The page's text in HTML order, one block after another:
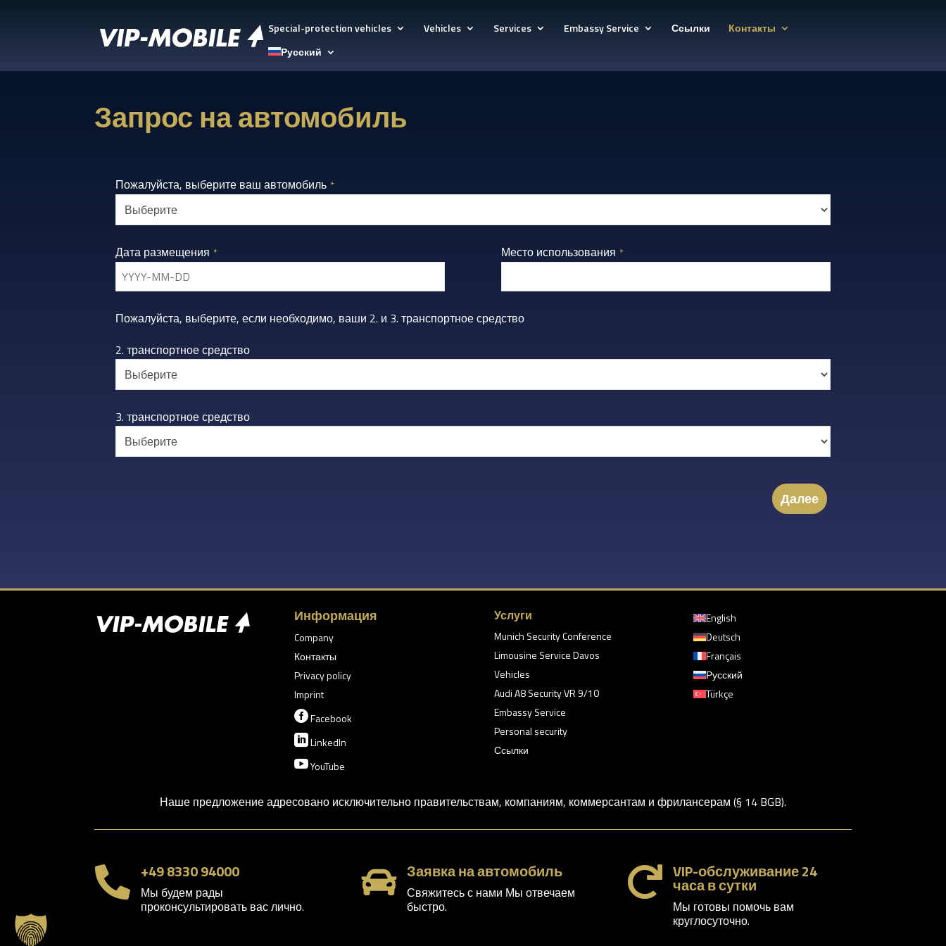
Special-protection vehicles Vehicles Services Embassy Service Ссылки
Контакты
Русский
Запрос на автомобиль
Пожалуйста, выберите ваш автомобиль *
Дата размещения * Место использования *
Пожалуйста, выберите, если необходимо, ваши 2. и 3. транспортное средство
2. транспортное средство
3. транспортное средство
Далее
Информация
Company
Контакты
Privacy policy
Imprint
Facebook
LinkedIn
YouTube
Услуги
Munich Security Conference
Limousine Service Davos
Vehicles
Audi A8 Security VR 9/10
Embassy Service
Personal security
Ссылки
English
Deutsch
Français
Русский
Türkçe
Наше предложение адресовано исключительно правительствам, компаниям, коммерсантам и фрилансерам (§ 14 BGB).
 +49 8330 94000
Мы будем рады
проконсультировать вас лично.
 Заявка на автомобиль
Свяжитесь с нами Мы отвечаем
быстро.
 VIP-обслуживание 24
часа в сутки
Мы готовы помочь вам
круглосуточно.